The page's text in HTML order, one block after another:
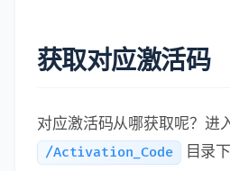
获取对应激活码
对应激活码从哪获取呢？进
/Activation_Code
目录